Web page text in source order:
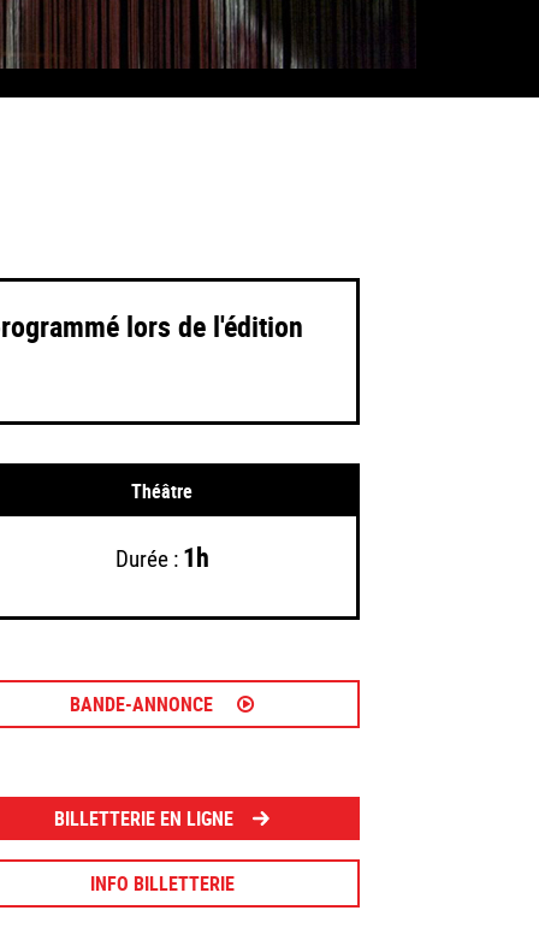
lors de l'édition
Théâtre
Durée : 1h
BANDE-ANNONCE
BILLETTERIE EN LIGNE
INFO BILLETTERIE